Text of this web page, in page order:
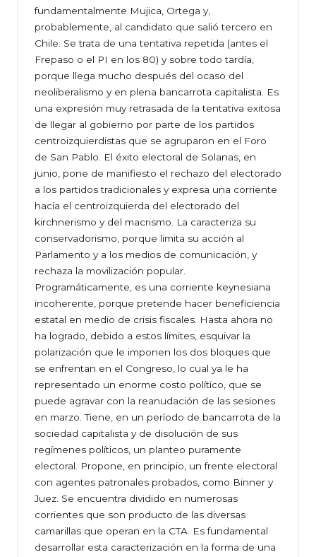
fundamentalmente Mujica, Ortega y,
probablemente, al candidato que salió tercero en
Chile. Se trata de una tentativa repetida (antes el
Frepaso o el PI en los 80) y sobre todo tardía,
porque llega mucho después del ocaso del
neoliberalismo y en plena bancarrota capitalista. Es
una expresión muy retrasada de la tentativa exitosa
de llegar al gobierno por parte de los partidos
centroizquierdistas que se agruparon en el Foro
de San Pablo. El éxito electoral de Solanas, en
junio, pone de manifiesto el rechazo del electorado
a los partidos tradicionales y expresa una corriente
hacia el centroizquierda del electorado del
kirchnerismo y del macrismo. La caracteriza su
conservadorismo, porque limita su acción al
Parlamento y a los medios de comunicación, y
rechaza la movilización popular.
Programáticamente, es una corriente keynesiana
incoherente, porque pretende hacer beneficiencia
estatal en medio de crisis fiscales. Hasta ahora no
ha logrado, debido a estos límites, esquivar la
polarización que le imponen los dos bloques que
se enfrentan en el Congreso, lo cual ya le ha
representado un enorme costo político, que se
puede agravar con la reanudación de las sesiones
en marzo. Tiene, en un período de bancarrota de la
sociedad capitalista y de disolución de sus
regímenes políticos, un planteo puramente
electoral. Propone, en principio, un frente electoral
con agentes patronales probados, como Binner y
Juez. Se encuentra dividido en numerosas
corrientes que son producto de las diversas
camarillas que operan en la CTA. Es fundamental
desarrollar esta caracterización en la forma de una